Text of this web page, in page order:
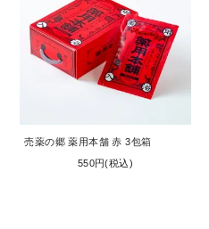
売薬の郷 薬用本舗 赤 3包箱
550円(税込)